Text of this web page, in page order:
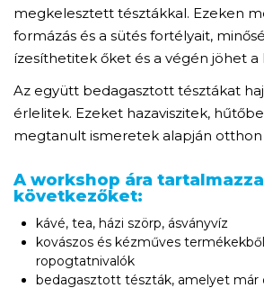
megkelesztett tésztákkal. Ezeken
formázás és a sütés fortélyait,
ízesíthetitek őket és a végén jöhet a
Az együtt bedagasztott tésztákat
érlelitek. Ezeket hazaviszitek,
megtanult ismeretek alapján otthon
A workshop ára
következőket:
kávé, tea, házi szörp, ásványvíz
kovászos és kézműves
ropogtatnivalók
bedagasztott tészták, amelyet már